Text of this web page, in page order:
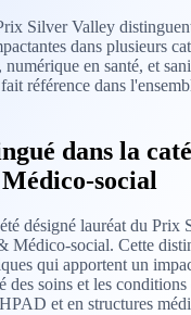
Silver Valley
dans plusieurs
en santé, et
référence dans
dans la
social
désigné lauréat du Prix
Médico-social. Cette
qui apportent un
des soins et les
et en structures